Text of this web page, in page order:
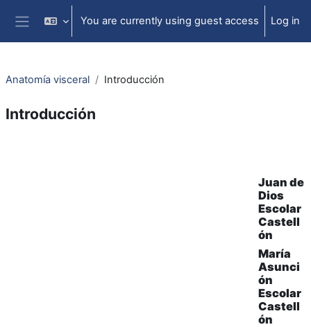
Skip to main content
Side panel
You are currently using guest access Log in
Anatomía visceral Introducción
Introducción
Juan de
Dios
Escolar
Castell
ón
María
Asunci
ón
Escolar
Castell
ón